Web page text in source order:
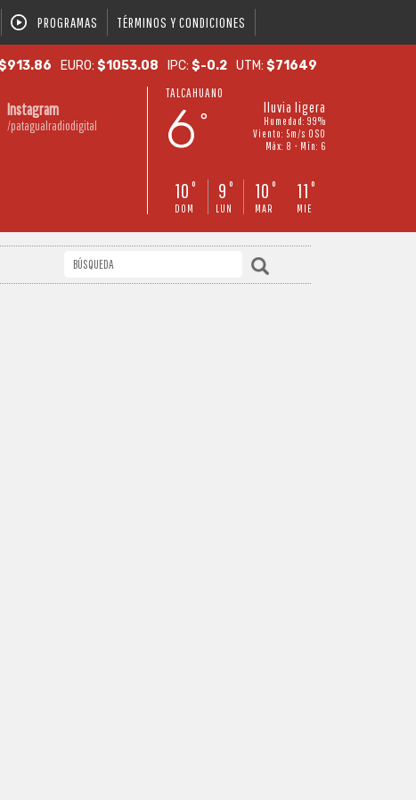
PROGRAMAS TÉRMINOS Y CONDICIONES
EURO:$1053.08 IPC:$-0.2 UTM:$71649
Instagram
/patagualradiodigital
TALCAHUANO
6 °
lluvia ligera
Humedad: 99%
Viento: 5m/s OSO
Máx: 8 • Mín: 6
10 °
DOM
9 °
LUN
10 °
MAR
11 °
MIE